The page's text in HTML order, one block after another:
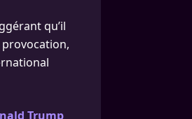
qu’il
Trump